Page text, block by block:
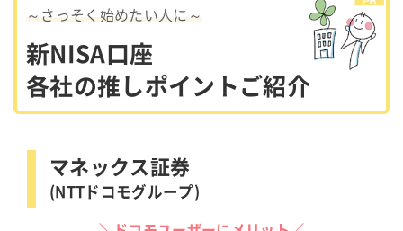
～さっそく始めたい人に～
新NISA口座
各社の推しポイントご紹介
マネックス証券
(NTTドコモグループ)